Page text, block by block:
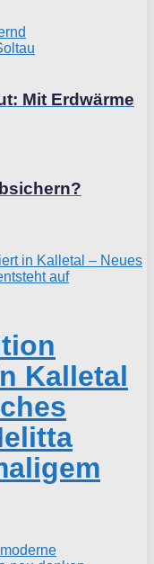
Mit Erdwärme
Kalletal